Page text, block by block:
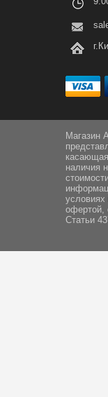
Магазин
наличия
условиях
офертой,
Статьи